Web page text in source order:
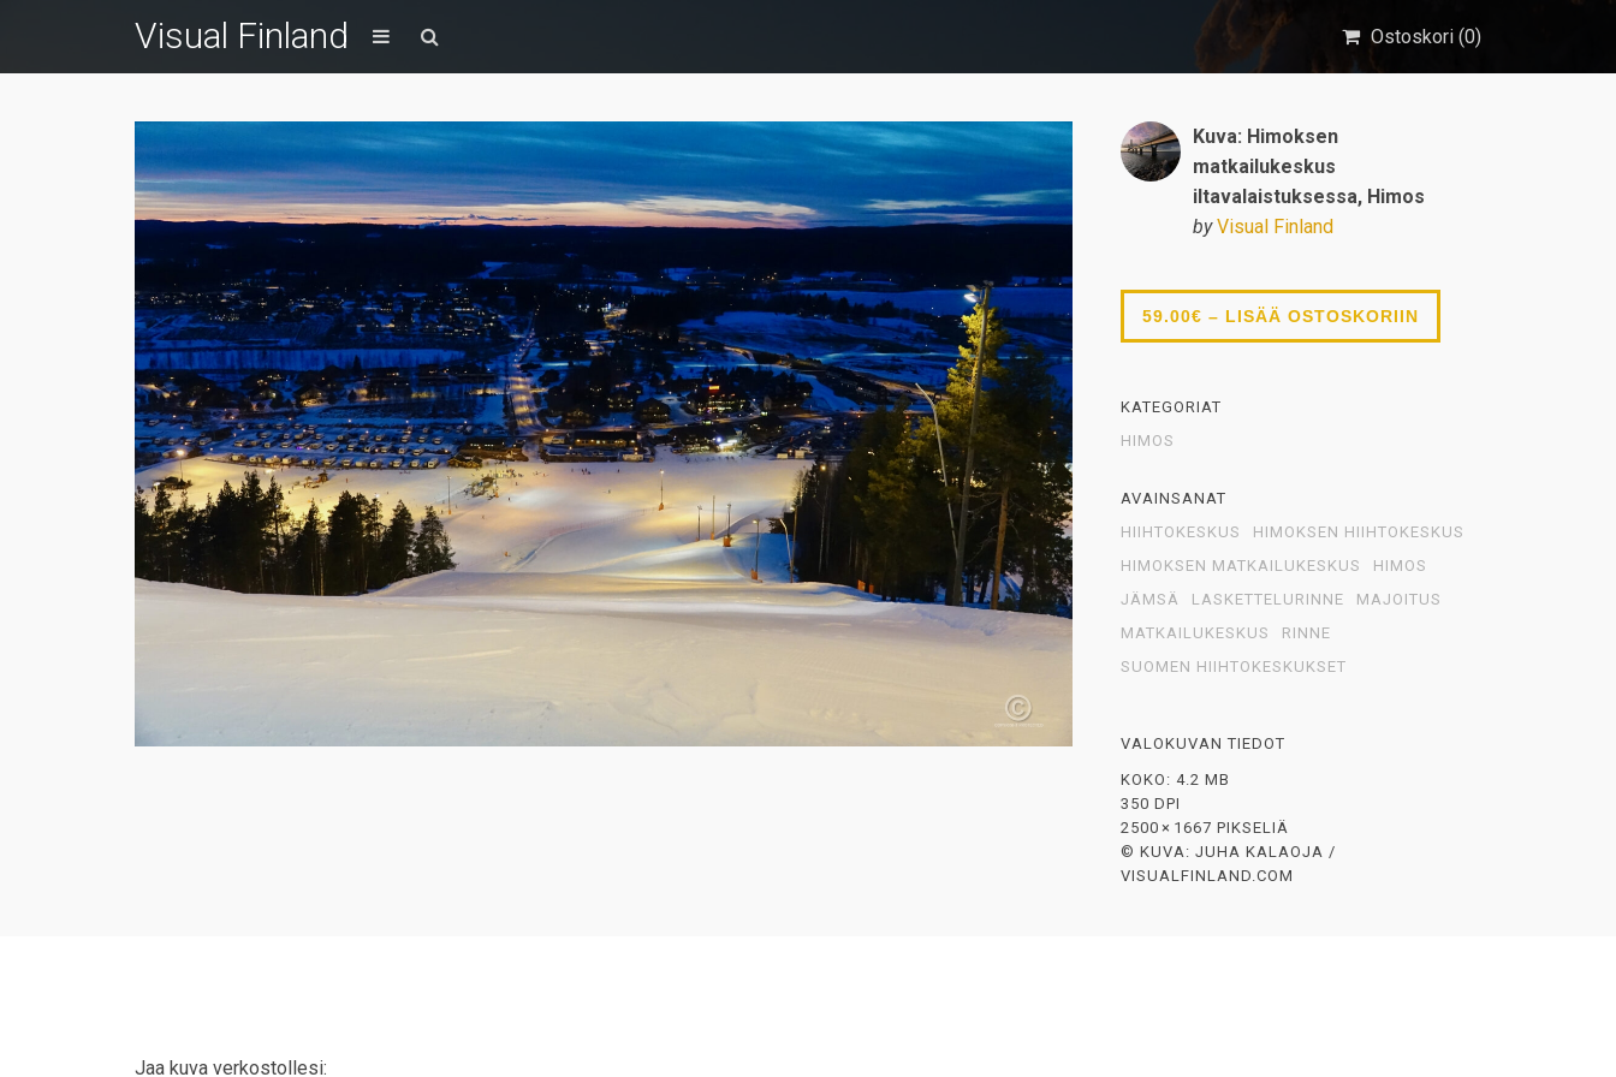
Visual Finland Ostoskori (0)
Kuva: Himoksen
matkailukeskus
iltavalaistuksessa, Himos
by Visual Finland
59.00€ – LISÄÄ OSTOSKORIIN
KATEGORIAT
HIMOS
AVAINSANAT
HIIHTOKESKUS
HIMOKSEN HIIHTOKESKUS
HIMOKSEN MATKAILUKESKUS
HIMOS
JÄMSÄ
LASKETTELURINNE
MAJOITUS
MATKAILUKESKUS
RINNE
SUOMEN HIIHTOKESKUKSET
VALOKUVAN TIEDOT
KOKO: 4.2 MB
350 DPI
2500 × 1667 PIKSELIÄ
© KUVA: JUHA KALAOJA /
VISUALFINLAND.COM
Jaa kuva verkostollesi: